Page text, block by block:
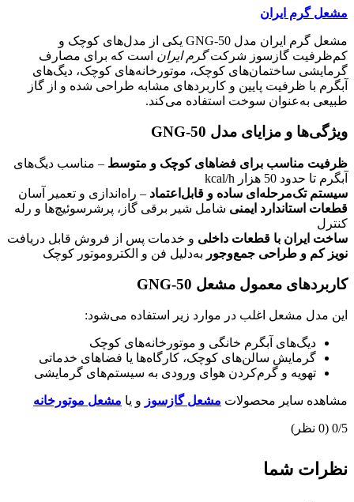
مشعل گرم ایران
مشعل گرم ایران مدل GNG-50 یکی از مدل‌های کوچک و
کم‌ظرفیت گازسوز شرکتگرم ایران است که برای مصارف
گرمایشی ساختمان‌های کوچک، موتورخانه‌های کوچک، دیگ‌های
آبگرم با ظرفیت پایین و کاربردهای مشابه طراحی شده و از گاز
طبیعی به‌عنوان سوخت استفاده می‌کند.
ویژگی‌ها و مزایای مدل GNG-50
ظرفیت مناسب برای فضاهای کوچک و متوسط – مناسب دیگ‌های
آبگرم تا حدود 50 هزار kcal/h
سیستم تک‌مرحله‌ای ساده و قابل‌اعتماد – راه‌اندازی و تعمیر آسان
قطعات استاندارد ایمنی شامل شیر برقی گاز، پرشرسوئیچ‌ها و رله
کنترل
ساخت ایران با قطعات داخلی و خدمات پس از فروش قابل دریافت
نویز کم و طراحی جمع‌وجور به‌دلیل فن و الکتروموتور کوچک
کاربردهای معمول مشعل GNG-50
این مدل مشعل اغلب در موارد زیر استفاده می‌شود:
دیگ‌های آبگرم خانگی و موتورخانه‌های کوچک
گرمایش سالن‌های کوچک، کارگاه‌ها یا فضاهای خدماتی
تهویه و گرم‌کردن هوای ورودی به سیستم‌های گرمایشی
مشاهده سایر محصولات مشعل گازسوز و یا مشعل موتورخانه
‫0/5 ‫(0 نظر)
نظرات شما